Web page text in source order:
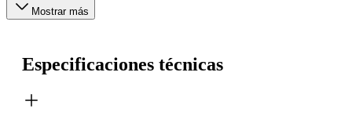
Mostrar más
Especificaciones técnicas